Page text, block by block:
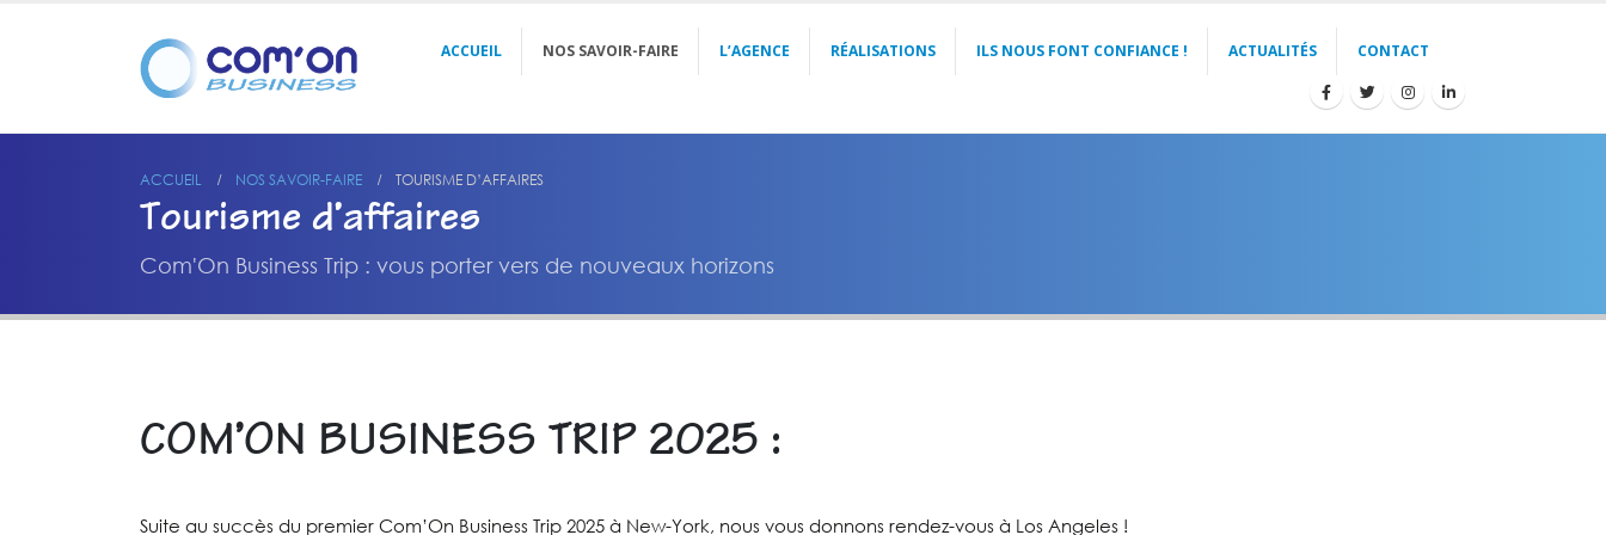
ACCUEIL NOS SAVOIR-FAIRE L’AGENCE RÉALISATIONS ILS NOUS FONT CONFIANCE ! ACTUALITÉS CONTACT
ACCUEIL NOS SAVOIR-FAIRE TOURISME D’AFFAIRES
Tourisme d’affaires
Com'On Business Trip : vous porter vers de nouveaux horizons
COM’ON BUSINESS TRIP 2025 :
Suite au succès du premier Com’On Business Trip 2025 à New-York, nous vous donnons rendez-vous à Los Angeles !